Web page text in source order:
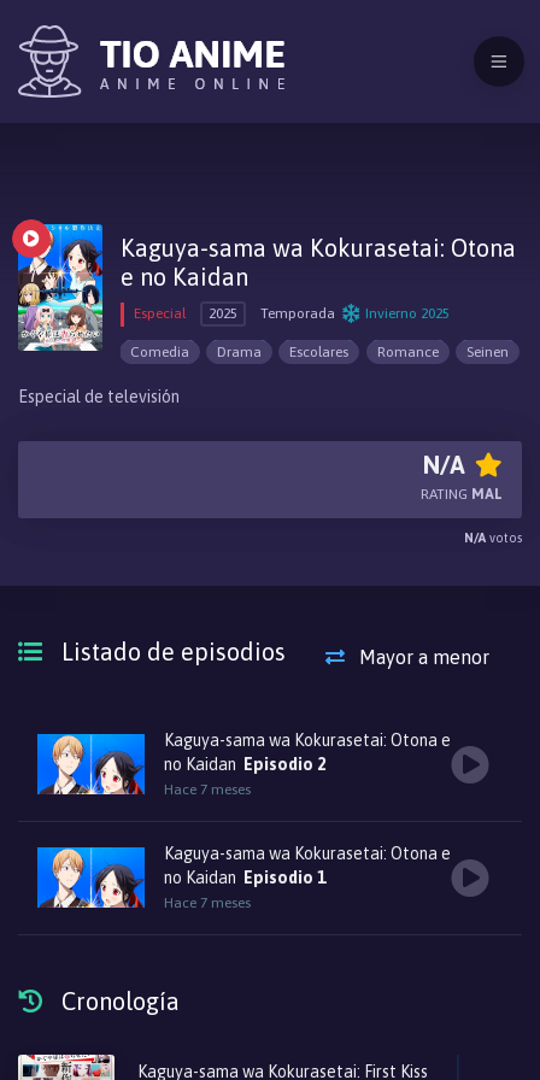
Kaguya-sama wa Kokurasetai: Otona
e no Kaidan
Especial 2025 Temporada Invierno 2025
Comedia Drama Escolares Romance Seinen
Especial de televisión
N/A
RATING MAL
N/A votos
Listado de episodios Mayor a menor
Kaguya-sama wa Kokurasetai: Otona e
no Kaidan Episodio 2
Hace 7 meses
Kaguya-sama wa Kokurasetai: Otona e
no Kaidan Episodio 1
Hace 7 meses
Cronología
Kaguya-sama wa Kokurasetai: First Kiss